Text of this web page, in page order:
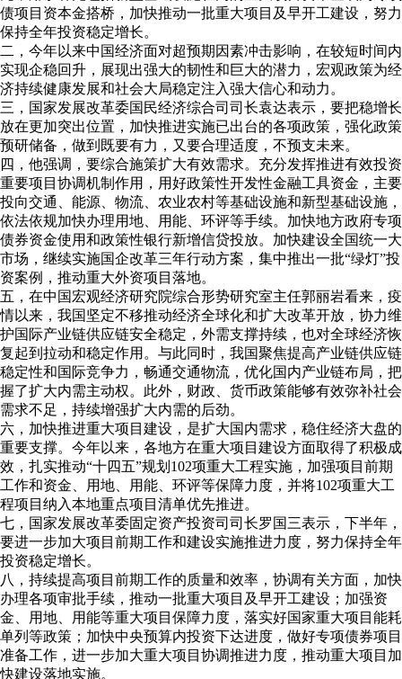
债项目资本金搭桥，加快推动一批重大项目及早开工建设，努力
保持全年投资稳定增长。
二，今年以来中国经济面对超预期因素冲击影响，在较短时间内
实现企稳回升，展现出强大的韧性和巨大的潜力，宏观政策为经
济持续健康发展和社会大局稳定注入强大信心和动力。
三，国家发展改革委国民经济综合司司长袁达表示，要把稳增长
放在更加突出位置，加快推进实施已出台的各项政策，强化政策
预研储备，做到既要有力，又要合理适度，不预支未来。
四，他强调，要综合施策扩大有效需求。充分发挥推进有效投资
重要项目协调机制作用，用好政策性开发性金融工具资金，主要
投向交通、能源、物流、农业农村等基础设施和新型基础设施，
依法依规加快办理用地、用能、环评等手续。加快地方政府专项
债券资金使用和政策性银行新增信贷投放。加快建设全国统一大
市场，继续实施国企改革三年行动方案，集中推出一批“绿灯”投
资案例，推动重大外资项目落地。
五，在中国宏观经济研究院综合形势研究室主任郭丽岩看来，疫
情以来，我国坚定不移推动经济全球化和扩大改革开放，协力维
护国际产业链供应链安全稳定，外需支撑持续，也对全球经济恢
复起到拉动和稳定作用。与此同时，我国聚焦提高产业链供应链
稳定性和国际竞争力，畅通交通物流，优化国内产业链布局，把
握了扩大内需主动权。此外，财政、货币政策能够有效弥补社会
需求不足，持续增强扩大内需的后劲。
六，加快推进重大项目建设，是扩大国内需求，稳住经济大盘的
重要支撑。今年以来，各地方在重大项目建设方面取得了积极成
效，扎实推动“十四五”规划102项重大工程实施，加强项目前期
工作和资金、用地、用能、环评等保障力度，并将102项重大工
程项目纳入本地重点项目清单优先推进。
七，国家发展改革委固定资产投资司司长罗国三表示，下半年，
要进一步加大项目前期工作和建设实施推进力度，努力保持全年
投资稳定增长。
八，持续提高项目前期工作的质量和效率，协调有关方面，加快
办理各项审批手续，推动一批重大项目及早开工建设；加强资
金、用地、用能等重大项目保障力度，落实好国家重大项目能耗
单列等政策；加快中央预算内投资下达进度，做好专项债券项目
准备工作，进一步加大重大项目协调推进力度，推动重大项目加
快建设落地实施。